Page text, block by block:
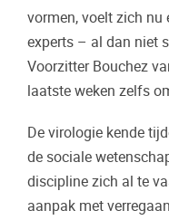
vormen, voelt zich nu
experts – al dan niet
Voorzitter Bouchez
laatste weken zelfs
De virologie kende
de sociale
discipline zich al te
aanpak met